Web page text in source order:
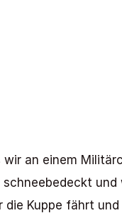
an einem
und
Kuppe fährt